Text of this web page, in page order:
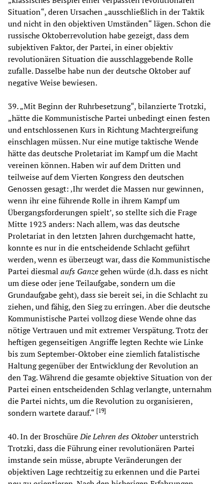
Situation“, deren Ursachen „ausschließlich in der Taktik
und nicht in den objektiven Umständen“ lägen. Schon die
russische Oktoberrevolution habe gezeigt, dass dem
subjektiven Faktor, der Partei, in einer objektiv
revolutionären Situation die ausschlaggebende Rolle
zufalle. Dasselbe habe nun der deutsche Oktober auf
negative Weise bewiesen.
39. „Mit Beginn der Ruhrbesetzung“, bilanzierte Trotzki,
„hätte die Kommunistische Partei unbedingt einen festen
und entschlossenen Kurs in Richtung Machtergreifung
einschlagen müssen. Nur eine mutige taktische Wende
hätte das deutsche Proletariat im Kampf um die Macht
vereinen können. Haben wir auf dem Dritten und
teilweise auf dem Vierten Kongress den deutschen
Genossen gesagt: ‚Ihr werdet die Massen nur gewinnen,
wenn ihr eine führende Rolle in ihrem Kampf um
Übergangsforderungen spielt’, so stellte sich die Frage
Mitte 1923 anders: Nach allem, was das deutsche
Proletariat in den letzten Jahren durchgemacht hatte,
konnte es nur in die entscheidende Schlacht geführt
werden, wenn es überzeugt war, dass die Kommunistische
Partei diesmal aufs Ganzegehen würde (d.h. dass es nicht
um diese oder jene Teilaufgabe, sondern um die
Grundaufgabe geht), dass sie bereit sei, in die Schlacht zu
ziehen, und fähig, den Sieg zu erringen. Aber die deutsche
Kommunistische Partei vollzog diese Wende ohne das
nötige Vertrauen und mit extremer Verspätung. Trotz der
heftigen gegenseitigen Angriffe legten Rechte wie Linke
bis zum September-Oktober eine ziemlich fatalistische
Haltung gegenüber der Entwicklung der Revolution an
den Tag. Während die gesamte objektive Situation von der
Partei einen entscheidenden Schlag verlangte, unternahm
die Partei nichts, um die Revolution zu organisieren,
sondern wartete darauf.“ [19]
40. In der BroschüreDie Lehren des Oktoberunterstrich
Trotzki, dass die Führung einer revolutionären Partei
imstande sein müsse, abrupte Veränderungen der
objektiven Lage rechtzeitig zu erkennen und die Partei